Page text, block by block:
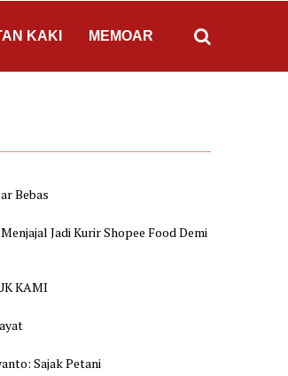
KAKI MEMOAR
Bebas
Jadi Kurir Shopee Food Demi
KAMI
Sajak Petani